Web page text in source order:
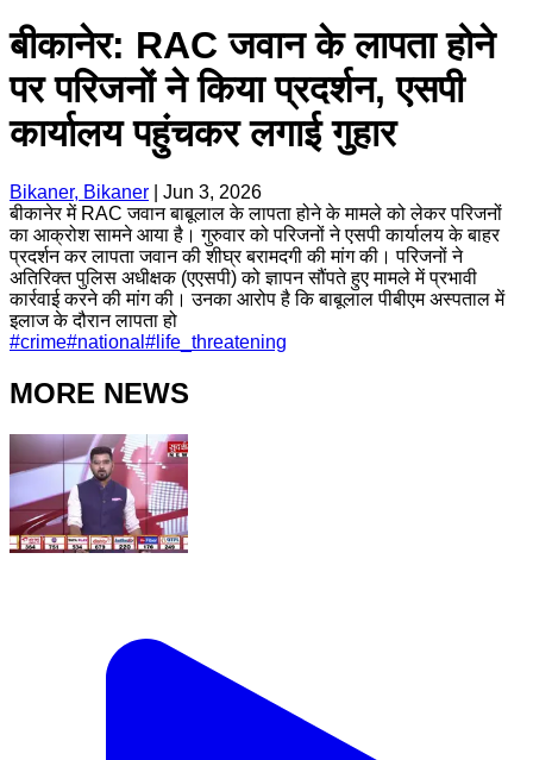
बीकानेर: RAC जवान के लापता होने
पर परिजनों ने किया प्रदर्शन, एसपी
कार्यालय पहुंचकर लगाई गुहार
Bikaner, Bikaner
Jun 3, 2026
बीकानेर में RAC जवान बाबूलाल के लापता होने के मामले को लेकर परिजनों
का आक्रोश सामने आया है। गुरुवार को परिजनों ने एसपी कार्यालय के बाहर
प्रदर्शन कर लापता जवान की शीघ्र बरामदगी की मांग की। परिजनों ने
अतिरिक्त पुलिस अधीक्षक (एएसपी) को ज्ञापन सौंपते हुए मामले में प्रभावी
कार्रवाई करने की मांग की। उनका आरोप है कि बाबूलाल पीबीएम अस्पताल में
इलाज के दौरान लापता हो
#crime#national # life_threatening
MORE NEWS